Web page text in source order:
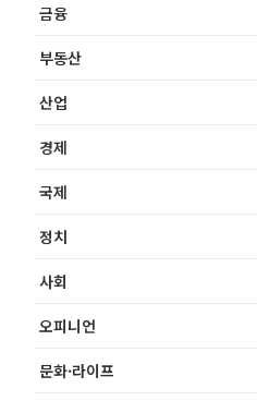
금융
부동산
산업
경제
국제
정치
사회
오피니언
문화·라이프